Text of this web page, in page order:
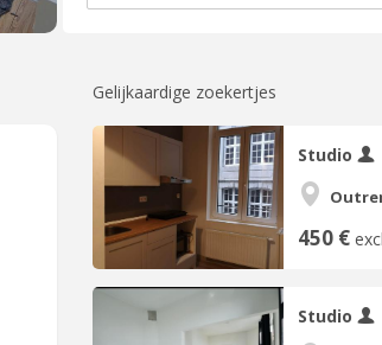
Gelijkaardige zoekertjes
Studio
450 €
Studio